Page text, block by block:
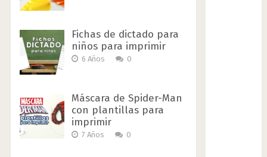
Fichas de dictado para
niños para imprimir
6 Años 0
Máscara de Spider-Man
con plantillas para
imprimir
7 Años 0